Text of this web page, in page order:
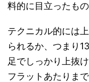
料的に目立ったもの
テクニカル的には
られるか、つまり
足でしっかり上抜
フラットあたりま